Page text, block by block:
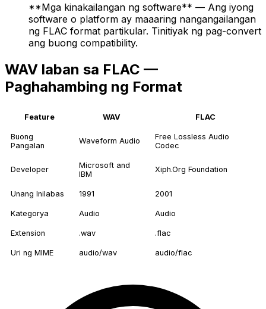
**Mga kinakailangan ng software** — Ang iyong
software o platform ay maaaring nangangailangan
ng FLAC format partikular. Tinitiyak ng pag-convert
ang buong compatibility.
WAV laban sa FLAC —
Paghahambing ng Format
Feature WAV FLAC
Buong
Pangalan
Waveform Audio
Free Lossless Audio
Codec
Developer
Microsoft and
IBM
Xiph.Org Foundation
Unang Inilabas 1991 2001
Kategorya Audio Audio
Extension .wav .flac
Uri ng MIME audio/wav audio/flac